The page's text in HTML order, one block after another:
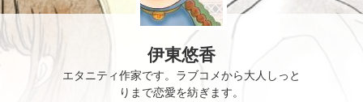
伊東悠香
エタニティ作家です。ラブコメから大人しっと
りまで恋愛を紡ぎます。